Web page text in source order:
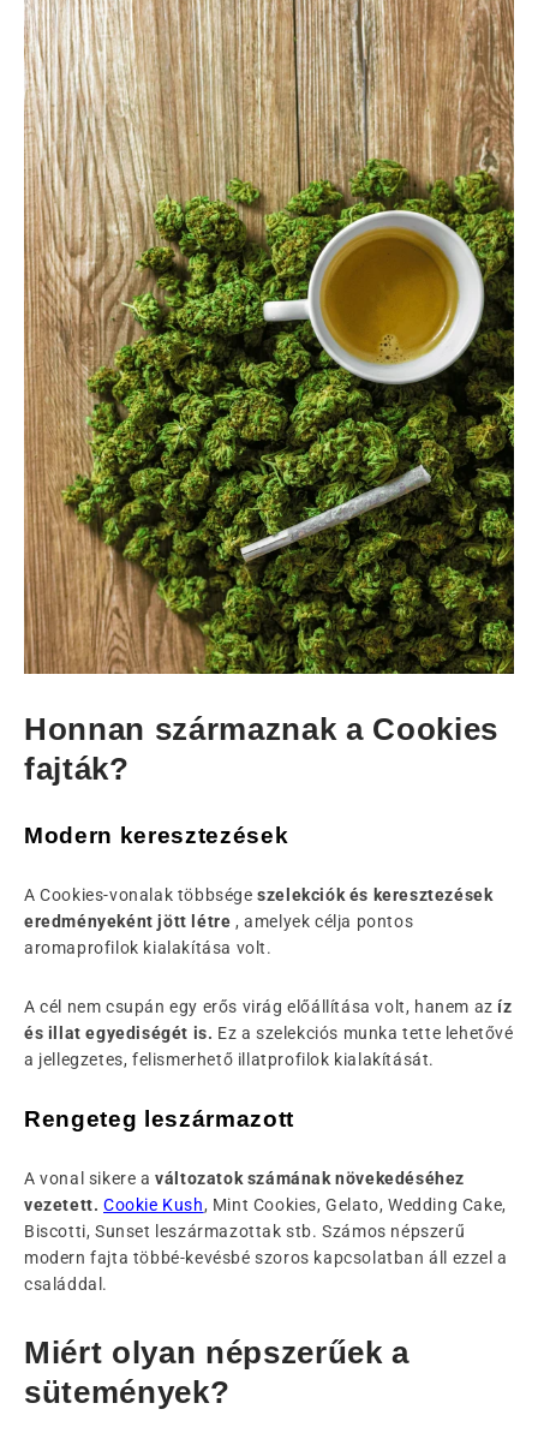
Honnan származnak a Cookies
fajták?
Modern keresztezések
A Cookies-vonalak többségeszelekciók és keresztezések
eredményeként jött létre , amelyek célja pontos
aromaprofilok kialakítása volt.
A cél nem csupán egy erős virág előállítása volt, hanem az íz
és illat egyediségét is. Ez a szelekciós munka tette lehetővé
a jellegzetes, felismerhető illatprofilok kialakítását.
Rengeteg leszármazott
A vonal sikere aváltozatok számának növekedéséhez
vezetett. Cookie Kush, Mint Cookies, Gelato, Wedding Cake,
Biscotti, Sunset leszármazottak stb. Számos népszerű
modern fajta többé-kevésbé szoros kapcsolatban áll ezzel a
családdal.
Miért olyan népszerűek a
sütemények?